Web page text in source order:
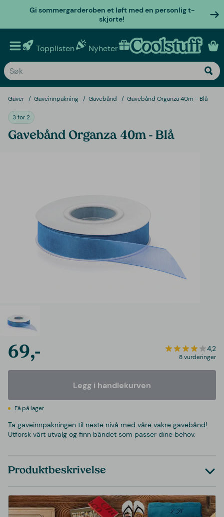
Gi sommergarderoben et løft med en personlig t-
skjorte!
Topplisten Nyheter Personlige gaver
Gaver Gaveinnpakning Gavebånd Gavebånd Organza 40m - Blå
3 for 2
Gavebånd Organza 40m - Blå
69,- 4,2
8 vurderinger
Legg i handlekurven
Få på lager
Ta gaveinnpakningen til neste nivå med våre vakre gavebånd!
Utforsk vårt utvalg og finn båndet som passer dine behov.
Produktbeskrivelse